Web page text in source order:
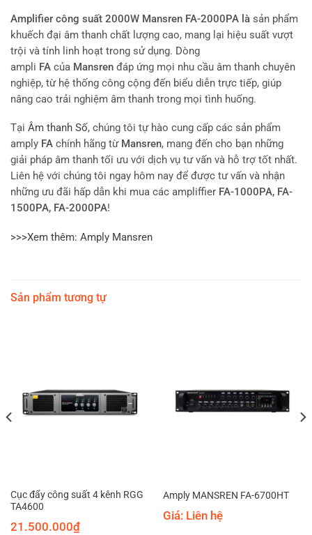
Amplifier công suất 2000W Mansren FA-2000PA là sản phẩm
khuếch đại âm thanh chất lượng cao, mang lại hiệu suất vượt
trội và tính linh hoạt trong sử dụng. Dòng
ampli FA của Mansren đáp ứng mọi nhu cầu âm thanh chuyên
nghiệp, từ hệ thống công cộng đến biểu diễn trực tiếp, giúp
nâng cao trải nghiệm âm thanh trong mọi tình huống.
Tại Âm thanh Số, chúng tôi tự hào cung cấp các sản phẩm
amply FA chính hãng từ Mansren, mang đến cho bạn những
giải pháp âm thanh tối ưu với dịch vụ tư vấn và hỗ trợ tốt nhất.
Liên hệ với chúng tôi ngay hôm nay để được tư vấn và nhận
những ưu đãi hấp dẫn khi mua các ampliffier FA-1000PA, FA-
1500PA, FA-2000PA!
>>>Xem thêm: Amply Mansren
Sản phẩm tương tự
Cục đẩy công suất 4 kênh RGG
TA4600
21.500.000₫
Amply MANSREN FA-6700HT
Giá: Liên hệ